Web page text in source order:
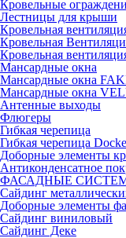
Кровельные
Лестницы для крыши
Кровельная
Кровельная
Кровельная
Мансардные окна
Мансардные окна
Мансардные окна
Антенные выходы
Флюгеры
Гибкая черепица
Гибкая черепица Docke
Доборные элементы
Антиконденсатное
ФАСАДНЫЕ
Сайдинг
Доборные элементы
Сайдинг виниловый
Сайдинг Деке